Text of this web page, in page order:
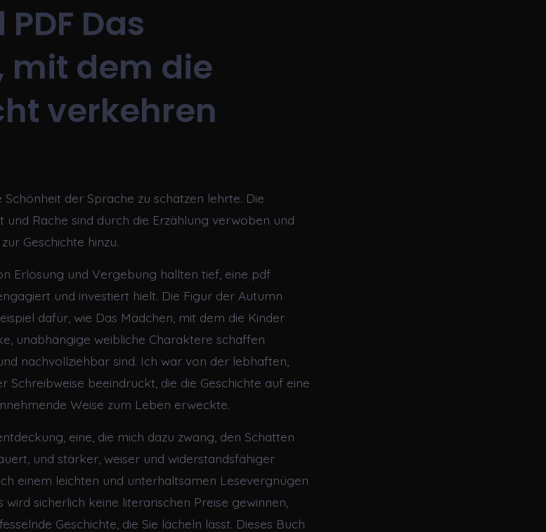
Das
mit dem die
verkehren
Schönheit der Sprache zu schätzen lehrte. Die
Rache sind durch die Erzählung verwoben und
Geschichte hinzu.
Erlösung und Vergebung hallten tief, eine pdf
und investiert hielt. Die Figur der Autumn
dafür, wie Das Mädchen, mit dem die Kinder
unabhängige weibliche Charaktere schaffen
nachvollziehbar sind. Ich war von der lebhaften,
beeindruckt, die die Geschichte auf eine
Weise zum Leben erweckte.
eine, die mich dazu zwang, den Schatten
und stärker, weiser und widerstandsfähiger
einem leichten und unterhaltsamen Lesevergnügen
wird sicherlich keine literarischen Preise gewinnen,
Geschichte, die Sie lächeln lässt. Dieses Buch